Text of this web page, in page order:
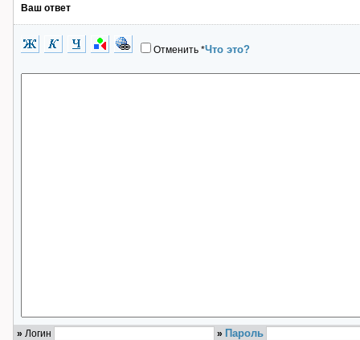
Ваш ответ
Отменить *Что это?
» Логин » Пароль